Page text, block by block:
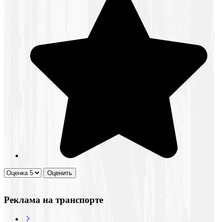
Реклама на транспорте